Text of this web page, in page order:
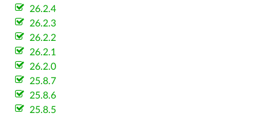
26.2.4
26.2.3
26.2.2
26.2.1
26.2.0
25.8.7
25.8.6
25.8.5